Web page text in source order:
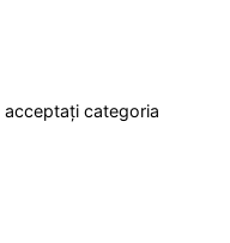
categoria